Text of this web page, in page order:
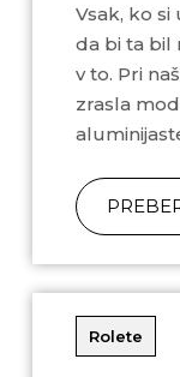
Vsak, ko si ureja in gradi svoj dom, si želi,
da bi ta bil
v to. Pri
zrasla
Rolete